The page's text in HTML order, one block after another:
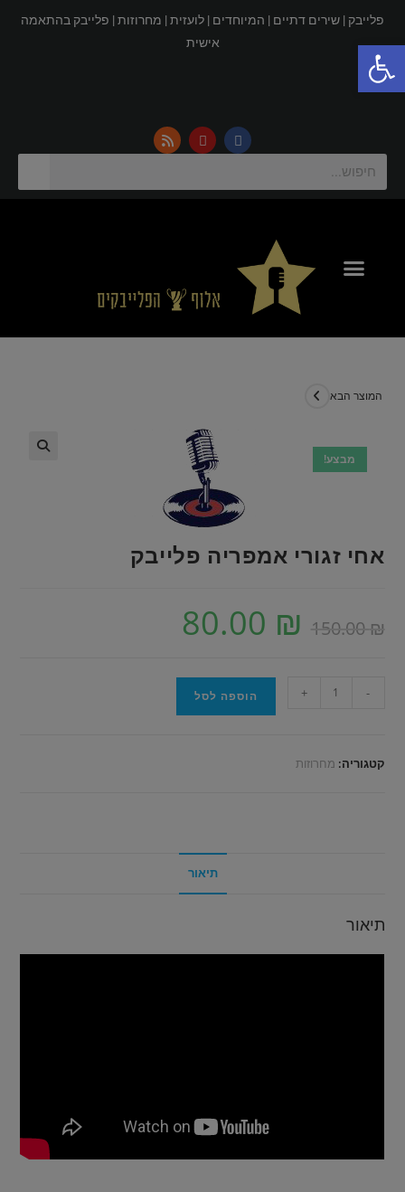
פתח סרגל נגישות
פלייבק | שירים דתיים | המיוחדים | לועזית | מחרוזות | פלייבק בהתאמה
אישית
מבצע!
המוצר הבא
אחי זגורי אמפריה פלייבק
150.00 ₪
80.00 ₪
-
+ הוספה לסל
קטגוריה: מחרוזות
תיאור
תיאור